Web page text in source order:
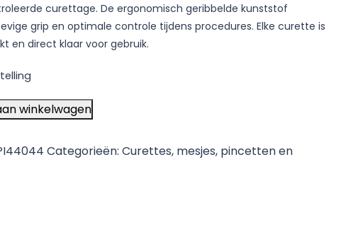
curettage. De ergonomisch geribbelde kunststof
grip en optimale controle tijdens procedures. Elke curette is
en direct klaar voor gebruik.
winkelwagen
Categorieën: Curettes, mesjes, pincetten en